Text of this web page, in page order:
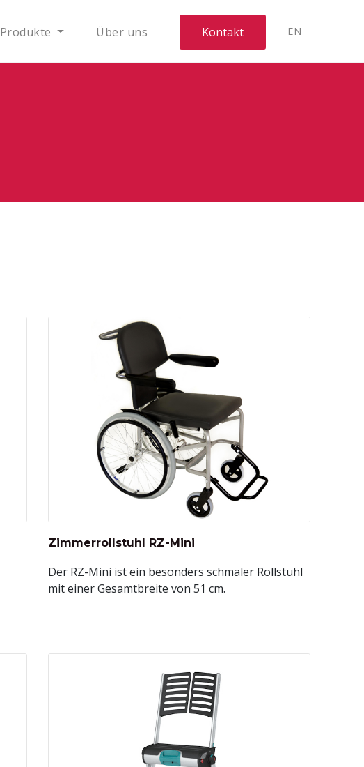
Produkte Über uns Kontakt EN
Zimmerrollstuhl RZ-Mini
Der RZ-Mini ist ein besonders schmaler Rollstuhl
mit einer Gesamtbreite von 51 cm.